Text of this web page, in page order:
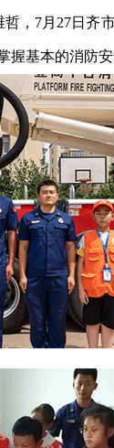
，7月27日齐
基本的消防安